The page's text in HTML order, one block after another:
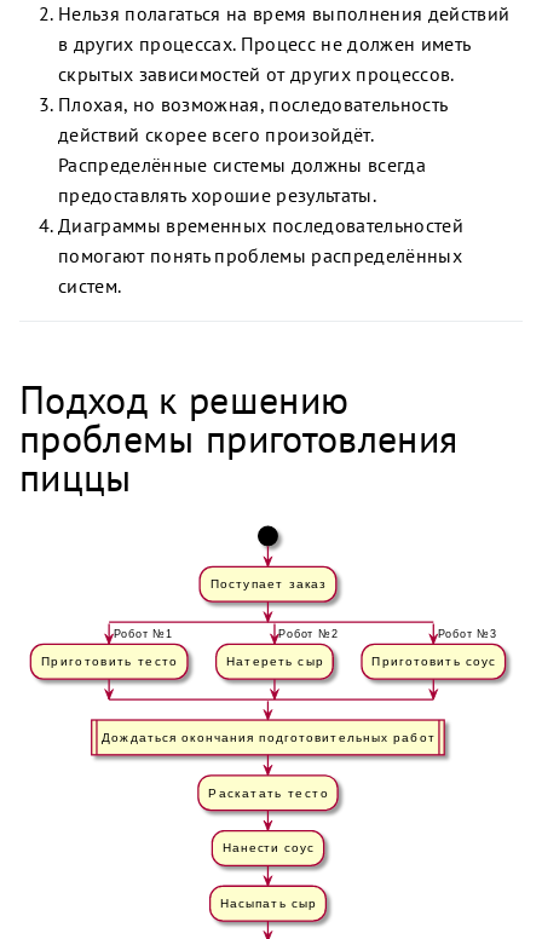
Нельзя полагаться на время выполнения действий
в других процессах. Процесс не должен иметь
скрытых зависимостей от других процессов.
Плохая, но возможная, последовательность
действий скорее всего произойдёт.
Распределённые системы должны всегда
предоставлять хорошие результаты.
Диаграммы временных последовательностей
помогают понять проблемы распределённых
систем.
Подход к решению
проблемы приготовления
пиццы